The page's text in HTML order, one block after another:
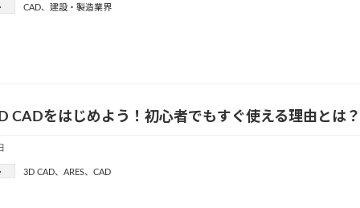
CAD、 建設・製造業界
CADをはじめよう！初心者でもすぐ使える理由とは？
3D CAD、 ARES、 CAD